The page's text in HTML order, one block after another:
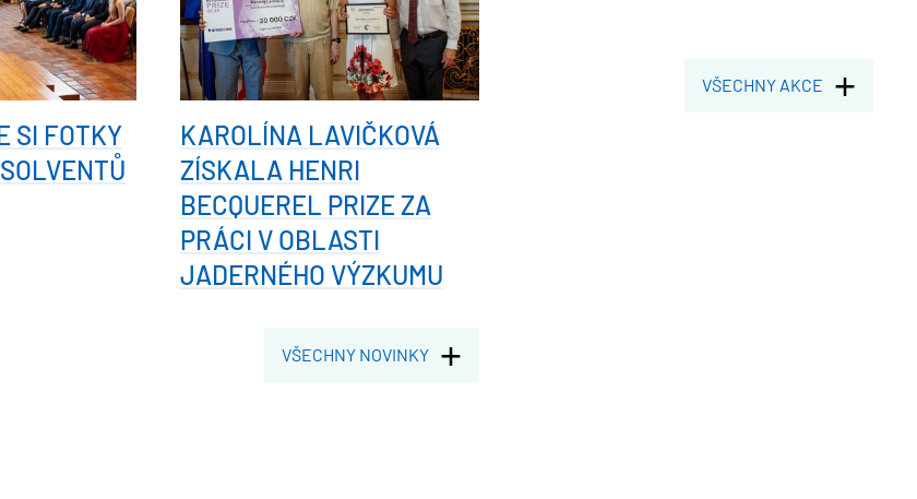
VŠECHNY AKCE
SI FOTKY
KAROLÍNA LAVIČKOVÁ
ZÍSKALA HENRI
BECQUEREL PRIZE ZA
PRÁCI V OBLASTI
JADERNÉHO VÝZKUMU
VŠECHNY NOVINKY